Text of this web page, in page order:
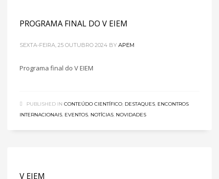
PROGRAMA FINAL DO V EIEM
SEXTA-FEIRA, 25 OUTUBRO 2024 BY APEM
Programa final do V EIEM
PUBLISHED IN CONTEÚDO CIENTÍFICO, DESTAQUES, ENCONTROS
INTERNACIONAIS, EVENTOS, NOTÍCIAS, NOVIDADES
V EIEM